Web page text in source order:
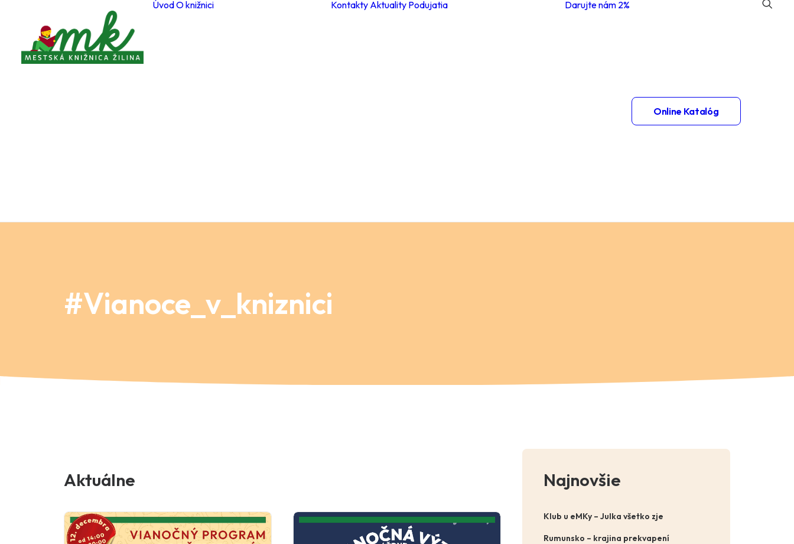
ÚvodO knižnici Kontakty Aktuality Podujatia Darujte nám 2%
Online Katalóg
#Vianoce_v_kniznici
Aktuálne Najnovšie
Klub u eMKy – Julka všetko zje
Rumunsko – krajina prekvapení